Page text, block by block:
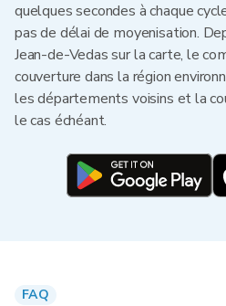
quelques secondes à chaque
pas de délai de moyenisation.
Jean-de-Vedas sur la carte, le
couverture dans la région
les départements voisins et la
le cas échéant.
FAQ